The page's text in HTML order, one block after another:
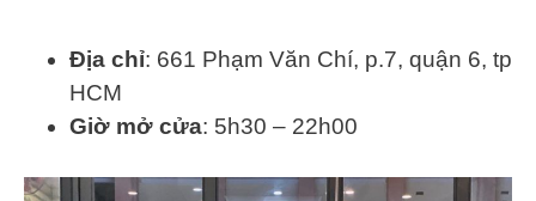
Địa chỉ: 661 Phạm Văn Chí, p.7, quận 6, tp
HCM
Giờ mở cửa: 5h30 – 22h00